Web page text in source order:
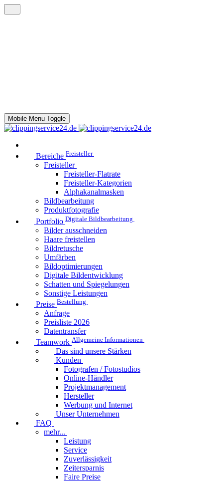
Mobile Menu Toggle
Bereiche Freisteller
Freisteller
Freisteller-Flatrate
Freisteller-Kategorien
Alphakanalmasken
Bildbearbeitung
Produktfotografie
Portfolio Digitale Bildbearbeitung
Bilder ausschneiden
Haare freistellen
Bildretusche
Umfärben
Bildoptimierungen
Digitale Bildentwicklung
Schatten und Spiegelungen
Sonstige Leistungen
Preise Bestellung
Anfrage
Preisliste 2026
Datentransfer
Teamwork Allgemeine Informationen
Das sind unsere Stärken
Kunden
Fotografen / Fotostudios
Online-Händler
Projektmanagement
Hersteller
Werbung und Internet
Unser Unternehmen
FAQ
mehr...
Leistung
Service
Zuverlässigkeit
Zeitersparnis
Faire Preise